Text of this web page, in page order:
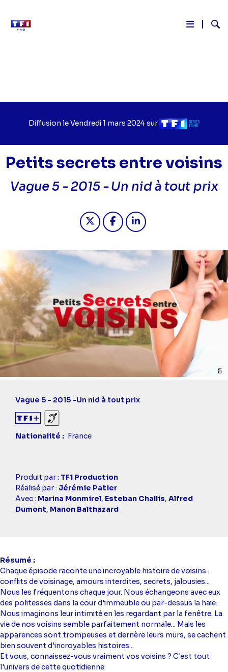
Diffusion leJour
diffusion
Vendredi 1 mars 2024sur Chaîne
diffusion
Petits secrets entre voisins
Vague 5 - 2015 -Un nid à tout prix
Partager "2024-03-01 07:45 -
Partager "2024-03-01
Vague 5 - 2015 -Un nid à tout prix
Sourds et malentendants
Nationalité
France
Casting
simba
Produit par : TF1 Production
Réalisé par : Jérémie Patier
Avec : Marina Monmirel, Esteban Challis, Alfred
Dumont, Manon Balthazard
Résumé
Chaque épisode raconte une incroyable histoire de voisins :
conflits de voisinage, amours interdites, secrets, jalousies...
Nous les fréquentons chaque jour. Nous échangeons avec eux
des politesses dans la cour d'immeuble ou par-dessus la haie.
Nous imaginons leur intimité en les regardant par la fenêtre. La
vie de nos voisins semble parfaitement normale... Mais les
apparences sont trompeuses et derrière leurs murs, se cachent
bien souvent d'incroyables histoires...
Et vous, connaissez-vous vraiment vos voisins ? C'est tout
l'univers de cette quotidienne.